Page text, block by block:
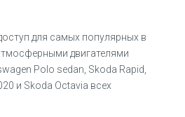
для самых популярных в
двигателями
Polo sedan, Skoda Rapid,
и Skoda Octavia всех